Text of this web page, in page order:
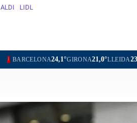
ALDI LIDL
GIRONA21,0°LLEIDA23,5°TARRAGONA25,4°